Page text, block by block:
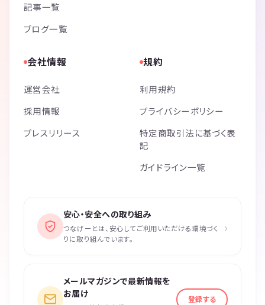
記事一覧
ブログ一覧
会社情報
運営会社
採用情報
プレスリリース
規約
利用規約
プライバシーポリシー
特定商取引法に基づく表
記
ガイドライン一覧
安心・安全への取り組み
つなげーとは、安心してご利用いただける環境づく
りに取り組んでいます。
›
メールマガジンで最新情報を
お届け
登録する